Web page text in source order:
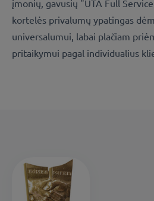
įmonių, gavusių "UTA Full
kortelės privalumų ypatingas
universalumui, labai plačiam
pritaikymui pagal individualius